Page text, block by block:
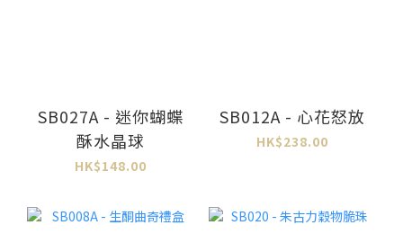
SB027A - 迷你蝴蝶
酥水晶球
HK$148.00
SB012A - 心花怒放
HK$238.00